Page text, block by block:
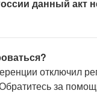
данный акт
отключил
за